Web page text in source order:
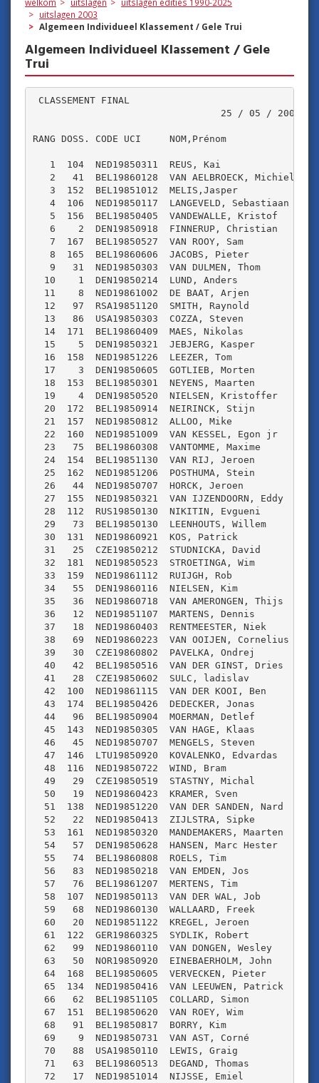
uitslagen 2003
Algemeen Individueel Klassement / Gele Trui
Algemeen Individueel Klassement / Gele
Trui
CLASSEMENT FINAL
                                 25 / 05 / 2003
RANG DOSS. CODE UCI     NOM,Prénom
1  104  NED19850311  REUS, Kai
2   41  BEL19860128  VAN AELBROECK, Michiel
3  152  BEL19851012  MELIS,Jasper
4  106  NED19850117  LANGEVELD, Sebastiaan
5  156  BEL19850405  VANDEWALLE, Kristof
6    2  DEN19850918  FINNERUP, Christian
7  167  BEL19850527  VAN ROOY, Sam
8  165  BEL19860606  JACOBS, Pieter
9   31  NED19850303  VAN DULMEN, Thom
10    1  DEN19850214  LUND, Anders
11    8  NED19861002  DE BAAT, Arjen
12   97  RSA19851120  SMITH, Raynold
13   86  USA19850303  COZZA, Steven
14  171  BEL19860409  MAES, Nikolas
15    5  DEN19850321  JEBJERG, Kasper
16  158  NED19851226  LEEZER, Tom
17    3  DEN19850605  GOTLIEB, Morten
18  153  BEL19850301  NEYENS, Maarten
19    4  DEN19850520  NIELSEN, Kristoffer
20  172  BEL19850914  NEIRINCK, Stijn
21  157  NED19850812  ALLOO, Mike
22  160  NED19851009  VAN KESSEL, Egon jr
23   75  BEL19860308  VANTOMME, Maxime
24  154  BEL19851130  VAN RIJ, Jeroen
25  162  NED19851206  POSTHUMA, Stein
26   44  NED19850707  HORCK, Jeroen
27  155  NED19850321  VAN IJZENDOORN, Eddy
28  112  RUS19850130  NIKITIN, Evgueni
29   73  BEL19850130  LEENHOUTS, Willem
30  131  NED19860921  KOS, Patrick
31   25  CZE19850212  STUDNICKA, David
32  181  NED19850523  STROETINGA, Wim
33  159  NED19861112  RUIJGH, Rob
34   55  DEN19860116  NIELSEN, Kim
35   36  NED19860718  VAN AMERONGEN, Thijs
36   12  NED19851107  MARTENS, Dennis
37   18  NED19860403  RENTMEESTER, Niek
38   69  NED19860223  VAN OOIJEN, Cornelius
39   30  CZE19860802  PAVELKA, Ondrej
40   42  BEL19850516  VAN DER GINST, Dries
41   28  CZE19850602  SULC, ladislav
42  100  NED19861115  VAN DER KOOI, Ben
43  174  BEL19850426  DEDECKER, Jonas
44   96  BEL19850904  MOERMAN, Detlef
45  143  NED19850305  VAN HAGE, Klaas
46   45  NED19850707  MENGELS, Steven
47  146  LTU19850920  KOVALENKO, Edvardas
48  116  NED19850722  WIND, Bram
49   29  CZE19850519  STASTNY, Michal
50   19  NED19860423  KRAMER, Sven
51  138  NED19851220  VAN DER SANDEN, Nard
52   22  NED19850413  ZIJLSTRA, Sipke
53  161  NED19850320  MANDEMAKERS, Maarten
54   57  DEN19850628  HANSEN, Marc Hester
55   74  BEL19860808  ROELS, Tim
56   83  NED19850218  VAN EMDEN, Jos
57   76  BEL19861207  MERTENS, Tim
58  107  NED19850113  VAN DER WAL, Job
59   68  NED19860130  WALLAARD, Freek
60   20  NED19851122  KREGEL, Jeroen
61  122  GER19860325  SYDLIK, Robert
62   99  NED19860110  VAN DONGEN, Wesley
63   50  NOR19850920  EINEBAERHOLM, John
64  168  BEL19850605  VERVECKEN, Pieter
65  134  NED19850416  VAN LEEUWEN, Patrick
66   62  BEL19851105  COLLARD, Simon
67  151  BEL19850620  VAN ROEY, Wim
68   91  BEL19850817  BORRY, Kim
69    9  NED19850731  VAN AST, Corné
70   88  USA19850110  LEWIS, Graig
71   63  BEL19860513  DEGAND, Thomas
72   17  NED19851014  NIJSSE, Emiel